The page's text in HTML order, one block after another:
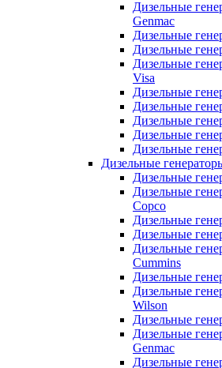
Дизельные
Genmac
Дизельные
Дизельные
Дизельные
Visa
Дизельные
Дизельные
Дизельные
Дизельные
Дизельные
Дизельные
Дизельные
Дизельные
Copco
Дизельные
Дизельные
Дизельные
Cummins
Дизельные
Дизельные
Wilson
Дизельные
Дизельные
Genmac
Дизельные